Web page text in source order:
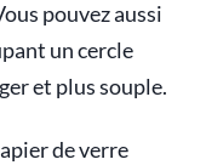
pouvez aussi
un cercle
et plus souple.
de verre